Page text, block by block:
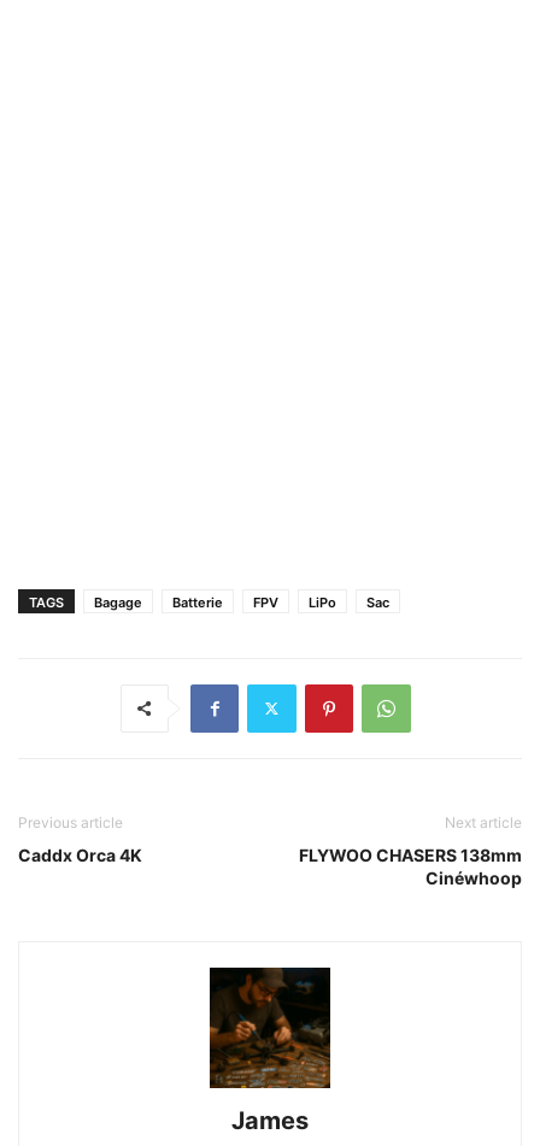
TAGS Bagage Batterie FPV LiPo Sac
Previous article
Caddx Orca 4K
Next article
FLYWOO CHASERS 138mm
Cinéwhoop
James